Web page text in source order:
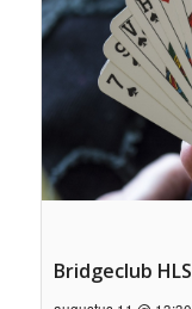
Bridgeclub HLS